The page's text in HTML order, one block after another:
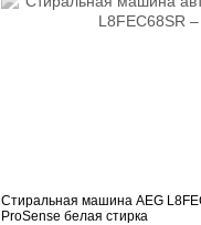
Стиральная машина AEG
ProSense белая стирка